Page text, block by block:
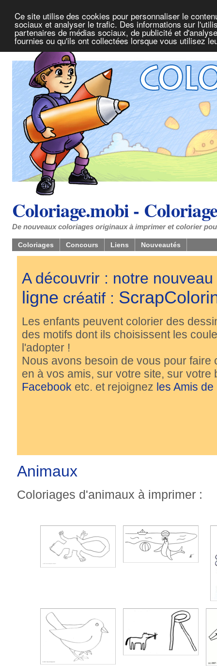
Ce site utilise des cookies pour personnaliser le
sociaux et analyser le trafic. Des informations sur
partenaires de médias sociaux, de publicité et
fournies ou qu'ils ont collectées lorsque vous utilisez
Coloriage.mobi -
De nouveaux coloriages originaux à imprimer et colorier
Coloriages Concours Liens Nouveautés
A découvrir : notre
ligne créatif :
Les enfants peuvent colorier des
des motifs dont ils choisissent les
l'adopter !
Nous avons besoin de vous pour
en à vos amis, sur votre site, sur
Facebook etc. et rejoignez les Amis
Animaux
Coloriages d'animaux à imprimer :